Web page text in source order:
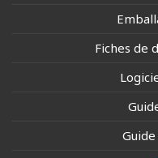
Fiches de